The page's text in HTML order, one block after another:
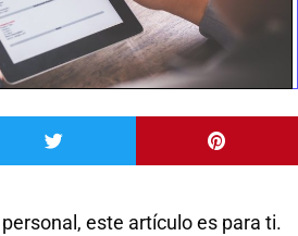
este artículo es para ti.